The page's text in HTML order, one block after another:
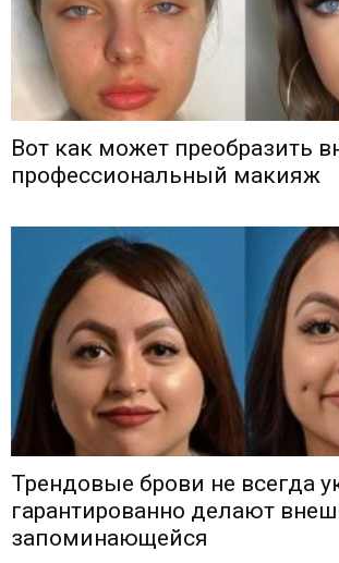
Вот как может преобразить
профессиональный макияж
Трендовые брови не всегда
гарантированно делают
запоминающейся